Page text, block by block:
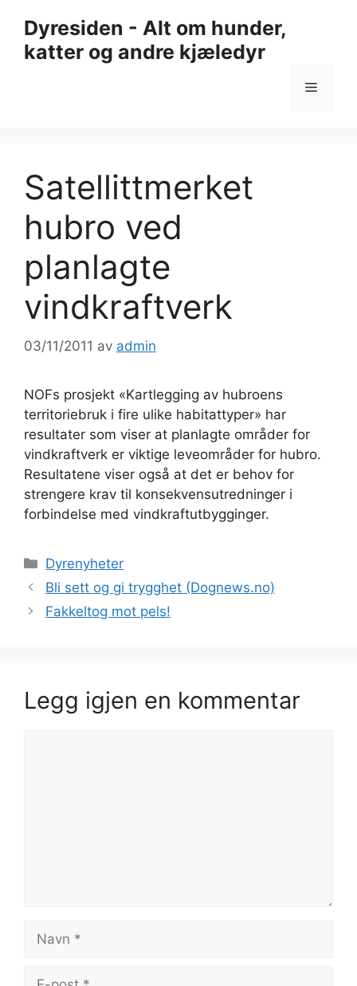
innhold
Dyresiden - Alt om hunder,
katter og andre kjæledyr
Meny
Satellittmerket
hubro ved
planlagte
vindkraftverk
03/11/2011 av admin
NOFs prosjekt «Kartlegging av hubroens
territoriebruk i fire ulike habitattyper» har
resultater som viser at planlagte områder for
vindkraftverk er viktige leveområder for hubro.
Resultatene viser også at det er behov for
strengere krav til konsekvensutredninger i
forbindelse med vindkraftutbygginger.
Kategorier
Dyrenyheter
Bli sett og gi trygghet (Dognews.no)
Fakkeltog mot pels!
Legg igjen en kommentar